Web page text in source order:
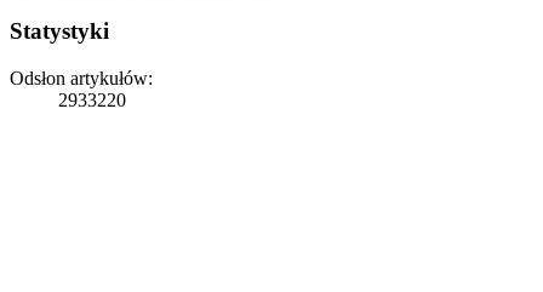
Statystyki
Odsłon artykułów:
2933220